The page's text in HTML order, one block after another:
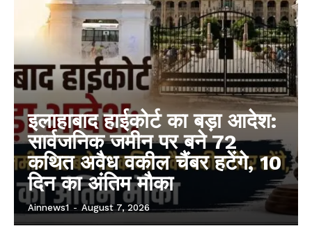
इलाहाबाद हाईकोर्ट का बड़ा आदेश:
सार्वजनिक जमीन पर बने 72
कथित अवैध वकील चैंबर हटेंगे, 10
दिन का अंतिम मौका
Ainnews1 - August 7, 2026